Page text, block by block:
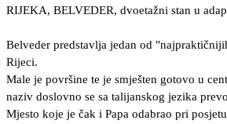
RIJEKA, BELVEDER, dvoetažni stan u
Belveder predstavlja jedan od
Rijeci.
Male je površine te je smješten gotovo u
naziv doslovno se sa talijanskog jezika
Mjesto koje je čak i Papa odabrao pri